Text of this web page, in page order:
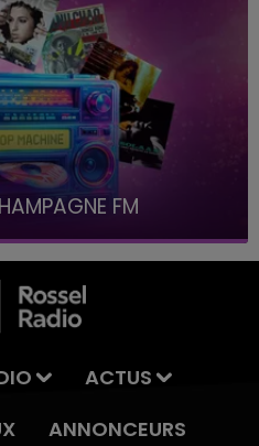
FM
ACTUS
ANNONCEURS